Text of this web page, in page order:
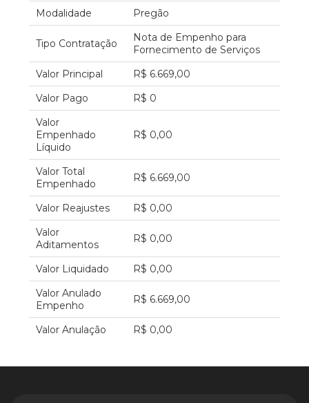
Modalidade
Pregão
Tipo Contratação
Nota de Empenho para
Fornecimento de Serviços
Valor Principal
R$ 6.669,00
Valor Pago
R$ 0
Valor
Empenhado
Líquido
R$ 0,00
Valor Total
Empenhado
R$ 6.669,00
Valor Reajustes
R$ 0,00
Valor
Aditamentos
R$ 0,00
Valor Liquidado
R$ 0,00
Valor Anulado
Empenho
R$ 6.669,00
Valor Anulação R$ 0,00